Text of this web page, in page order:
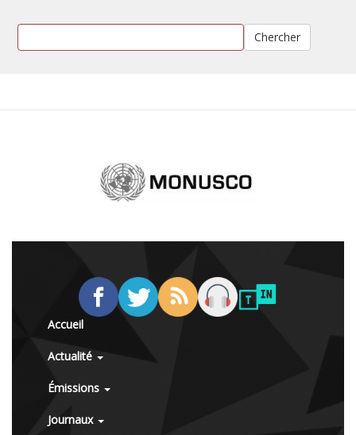
Chercher
Accueil
Actualité
Émissions
Journaux